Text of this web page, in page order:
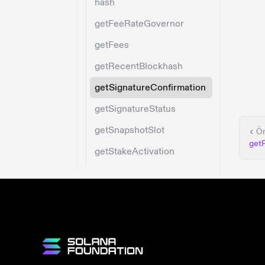
hash
getFeeRateGovernor
getFees
getRecentBlockhash
getSignatureConfirmation
getSignatureStatus
getSnapshotSlot
getStakeActivation